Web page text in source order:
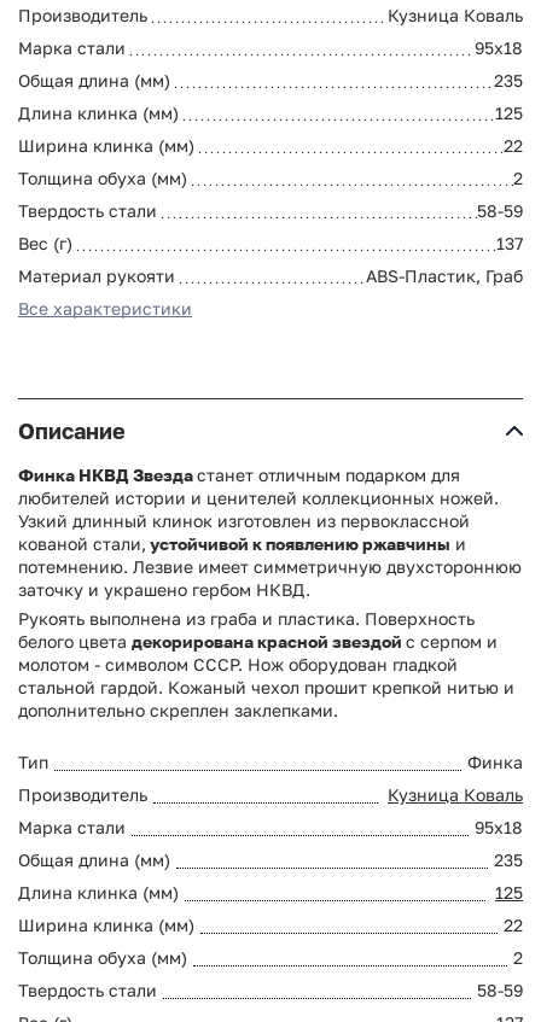
Производитель
Кузница Коваль
Марка стали
95х18
Общая длина (мм)
235
Длина клинка (мм)
125
Ширина клинка (мм)
22
Толщина обуха (мм)
2
Твердость стали
58-59
Вес (г)
137
Материал рукояти
ABS-Пластик, Граб
Все характеристики
Описание
Финка НКВД Звездастанет отличным подарком для
любителей истории и ценителей коллекционных ножей.
Узкий длинный клинок изготовлен из первоклассной
кованой стали, устойчивой к появлению ржавчины и
потемнению. Лезвие имеет симметричную двухстороннюю
заточку и украшено гербом НКВД.
Рукоять выполнена из граба и пластика. Поверхность
белого цвета декорирована красной звездой с серпом и
молотом - символом СССР. Нож оборудован гладкой
стальной гардой. Кожаный чехол прошит крепкой нитью и
дополнительно скреплен заклепками.
Тип
Финка
Производитель
Кузница Коваль
Марка стали
95х18
Общая длина (мм)
235
Длина клинка (мм)
125
Ширина клинка (мм)
22
Толщина обуха (мм)
2
Твердость стали
58-59